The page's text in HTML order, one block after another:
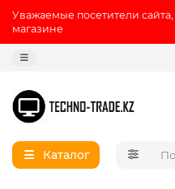
Уважаемые посетители
магазине
Каталог